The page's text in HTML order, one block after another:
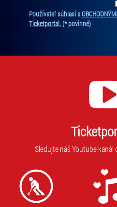
Používateľ súhlasí s
Ticketportal.(* povinné)
Sledujte náš Youtube